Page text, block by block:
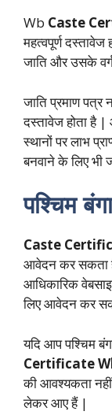
Wb Caste
महत्वपूर्ण
जाति और उसके
जाति प्रमाण पत्र
दस्तावेज होता है
स्थानों पर लाभ
बनवाने के लिए भी
पश्चिम
Caste
आवेदन कर सकता
आधिकारिक
लिए आवेदन कर
यदि आप पश्चिम
Certificate
की आवश्यकता
लेकर आए हैं |